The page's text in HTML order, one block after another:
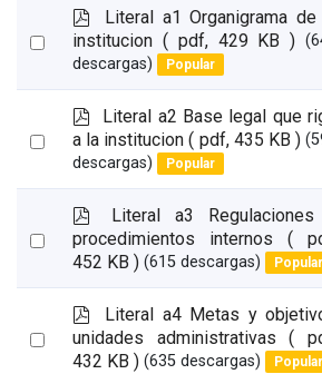
Select
p
d
f
Literal a1 Organigrama de
institucion ( pdf, 429 KB )
descargas)
Popular
Select
p
d
f
Literal a2 Base legal que
a la institucion ( pdf, 435 KB )
descargas)
Popular
Select
p
d
f
Literal a3
procedimientos internos
(
452 KB ) (615 descargas) Popular
Select
p
d
f
Literal a4 Metas y
unidades administrativas
(
432 KB ) (635 descargas) Popular